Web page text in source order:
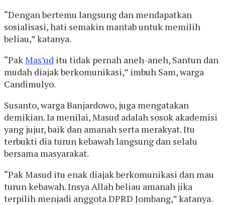
“Dengan bertemu langsung dan mendapatkan
sosialisasi, hati semakin mantab untuk memilih
beliau,” katanya.
“PakMas’ud itu tidak pernah aneh-aneh, Santun dan
mudah diajak berkomunikasi,” imbuh Sam, warga
Candimulyo.
Susanto, warga Banjardowo, juga mengatakan
demikian. Ia menilai, Masud adalah sosok akademisi
yang jujur, baik dan amanah serta merakyat. Itu
terbukti dia turun kebawah langsung dan selalu
bersama masyarakat.
“Pak Masud itu enak diajak berkomunikasi dan mau
turun kebawah. Insya Allah beliau amanah jika
terpilih menjadi anggota DPRD Jombang,” katanya.